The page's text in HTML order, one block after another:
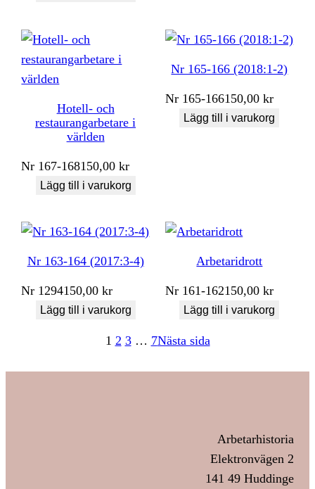
Hotell- och
restaurangarbetare i
världen
Nr 167-168150,00kr
Lägg till i varukorg
Nr 165-166 (2018:1-2)
Nr 165-166150,00kr
Lägg till i varukorg
Nr 163-164 (2017:3-4)
Nr 1294150,00kr
Lägg till i varukorg
Arbetaridrott
Nr 161-162150,00kr
Lägg till i varukorg
1 2 3 … 7Nästa sida
Arbetarhistoria
Elektronvägen 2
141 49 Huddinge